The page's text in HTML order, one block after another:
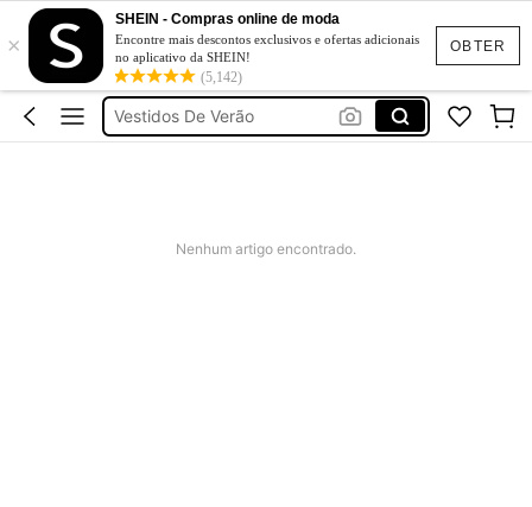
OBTER
×
SHEIN - Compras online de moda
Encontre mais descontos exclusivos e ofertas adicionais
no aplicativo da SHEIN!
(5,142)
Elastice Groase De Păr
Elitara
Vestidos De Verão
Vestidos De Cerimonia
Nenhum artigo encontrado.